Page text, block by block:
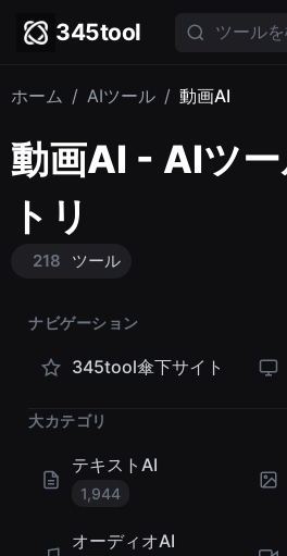
345tool
ホーム / AIツール / 動画AI
動画AI - AIツ
トリ
218 ツール
ナビゲーション
345tool傘下サイト
大カテゴリ
テキストAI
1,944
オーディオAI